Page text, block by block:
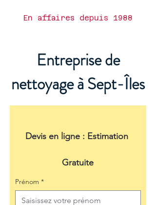
En affaires depuis 1988
Entreprise de
nettoyage à Sept-Îles
Devis en ligne : Estimation
Gratuite
Prénom *